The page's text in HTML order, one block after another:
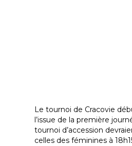
Le tournoi de Cracovie
l’issue de la première
tournoi d’accession
celles des féminines à